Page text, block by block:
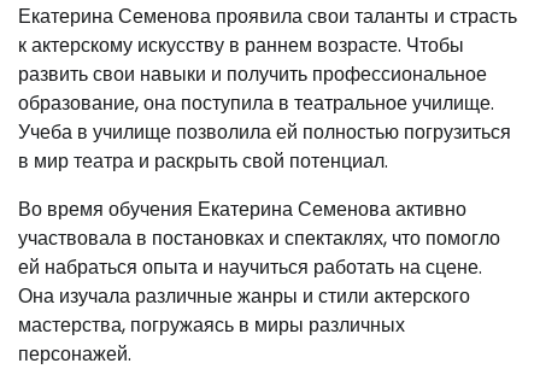
Екатерина Семенова проявила свои таланты и страсть
к актерскому искусству в раннем возрасте. Чтобы
развить свои навыки и получить профессиональное
образование, она поступила в театральное училище.
Учеба в училище позволила ей полностью погрузиться
в мир театра и раскрыть свой потенциал.
Во время обучения Екатерина Семенова активно
участвовала в постановках и спектаклях, что помогло
ей набраться опыта и научиться работать на сцене.
Она изучала различные жанры и стили актерского
мастерства, погружаясь в миры различных
персонажей.